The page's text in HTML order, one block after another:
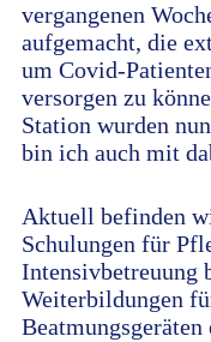
vergangenen
aufgemacht, die
um Covid-
versorgen zu
Station wurden
bin ich auch mit
Aktuell befinden
Schulungen für
Intensivbetreuung
Weiterbildungen
Beatmungsgeräten